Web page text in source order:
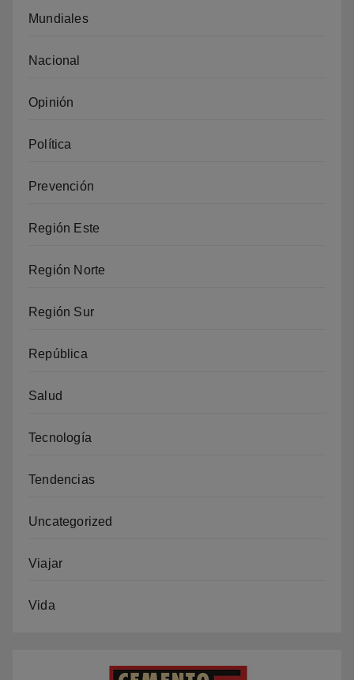
Mundiales
Nacional
Opinión
Política
Prevención
Región Este
Región Norte
Región Sur
República
Salud
Tecnología
Tendencias
Uncategorized
Viajar
Vida